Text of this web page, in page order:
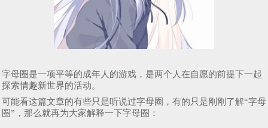
字母圈是一项平等的成年人的游戏，是两个人在自愿的前提下一起
探索情趣新世界的活动。
可能看这篇文章的有些只是听说过字母圈，有的只是刚刚了解“字母
圈”，那么就再为大家解释一下字母圈：